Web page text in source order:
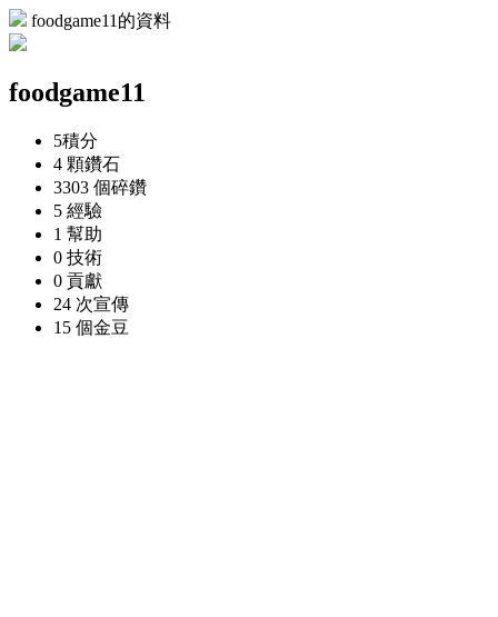
foodgame11的資料
foodgame11
5積分
4 顆鑽石
3303 個碎鑽
5 經驗
1 幫助
0 技術
0 貢獻
24 次宣傳
15 個金豆